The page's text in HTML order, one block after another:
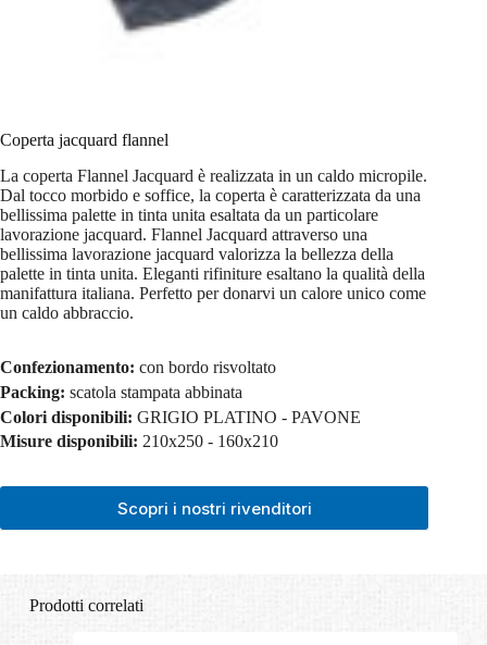
Coperta jacquard flannel
La coperta Flannel Jacquard è realizzata in un caldo micropile.
Dal tocco morbido e soffice, la coperta è caratterizzata da una
bellissima palette in tinta unita esaltata da un particolare
lavorazione jacquard. Flannel Jacquard attraverso una
bellissima lavorazione jacquard valorizza la bellezza della
palette in tinta unita. Eleganti rifiniture esaltano la qualità della
manifattura italiana. Perfetto per donarvi un calore unico come
un caldo abbraccio.
Confezionamento: con bordo risvoltato
Packing: scatola stampata abbinata
Colori disponibili: GRIGIO PLATINO - PAVONE
Misure disponibili: 210x250 - 160x210
Scopri i nostri rivenditori
Prodotti correlati